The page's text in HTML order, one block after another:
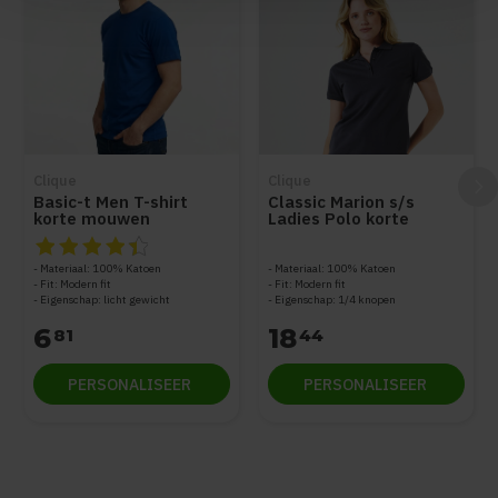
Basic-t Men T-shirt
korte mouwen
De beoordeling van dit product is
Materiaal: 100% Katoen
Fit: Modern fit
Eigenschap: licht gewicht
681
PERSONALISEER
Classic Marion s/s
Ladies Polo korte
Materiaal: 100% Katoen
Fit: Modern fit
Eigenschap: 1/4 knopen
1844
PERSONALISEER